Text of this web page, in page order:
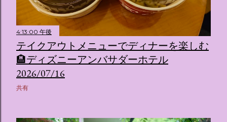
4:13:00 午後
テイクアウトメニューでディナーを楽しむ
🏨ディズニーアンバサダーホテル
2026/07/16
共有